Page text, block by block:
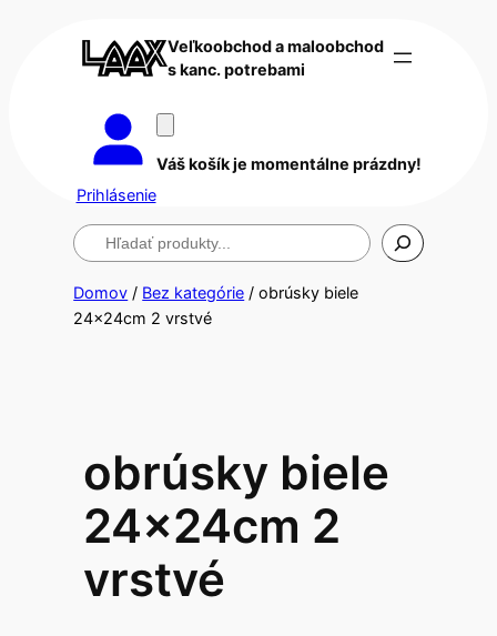
Veľkoobchod a maloobchod
s kanc. potrebami
Prihlásenie
Váš košík je momentálne prázdny!
Hľadanie
Domov / Bez kategórie / obrúsky biele
24x24cm 2 vrstvé
obrúsky biele
24x24cm 2
vrstvé